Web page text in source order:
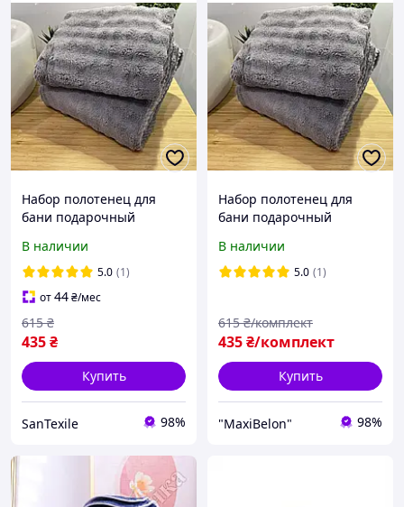
Набор полотенец для
бани подарочный
лица и тела микрофибра
размер 50*90 / 70*140 см
В наличии
5.0 (1)
от44₴/мес
435₴
615 ₴
Купить
SanTexile 98%
Набор полотенец для
бани подарочный
лица и тела микрофибра
размер 50*90 / 70*140 см
В наличии
5.0 (1)
435₴/комплект
615 ₴/комплект
Купить
"MaxiBelon" 98%